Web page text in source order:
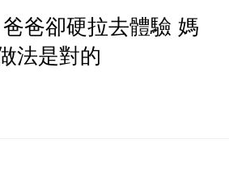
爸卻硬拉去體驗 媽
法是對的